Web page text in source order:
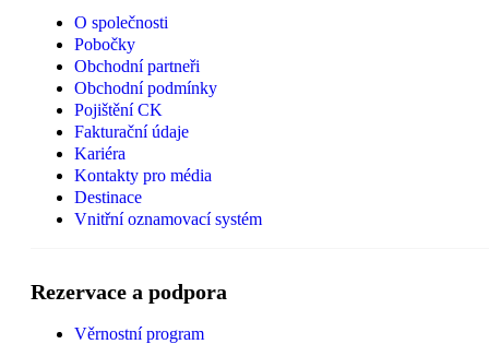
O společnosti
Pobočky
Obchodní partneři
Obchodní podmínky
Pojištění CK
Fakturační údaje
Kariéra
Kontakty pro média
Destinace
Vnitřní oznamovací systém
Rezervace a podpora
Věrnostní program